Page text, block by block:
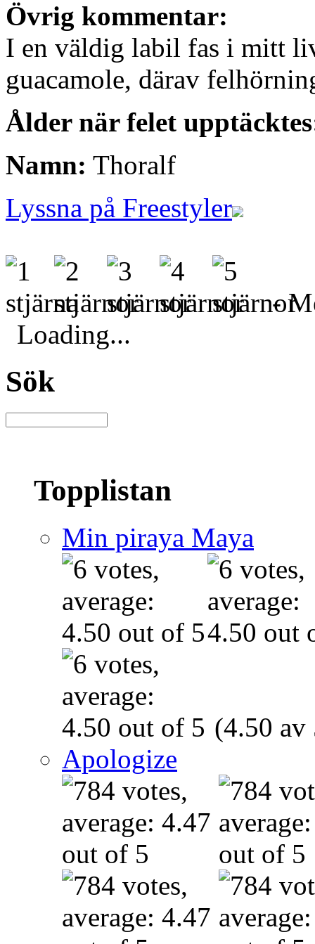
Övrig kommentar:
I en väldig labil fas i mitt
guacamole, därav
Ålder när felet
Namn: Thoralf
Lyssna på Freestyler
-
Loading...
Sök
Topplistan
Min piraya Maya
(4.50 av
Apologize